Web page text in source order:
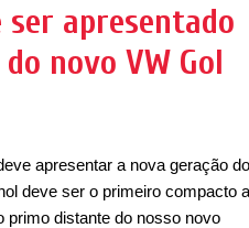
se até o momento que o
3008, a EM...
ser apresentado
novo VW Gol
apresentar a nova geração
deve ser o primeiro compacto
distante do nosso novo